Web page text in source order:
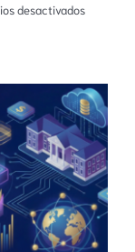
desactivadosen
«Power
Player»
del
Fintech
Español